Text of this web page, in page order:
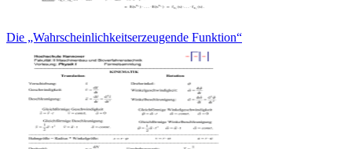
Die „Wahrscheinlichkeitserzeugende Funktion“